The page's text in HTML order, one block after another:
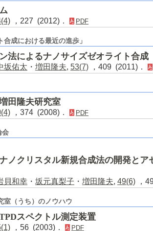
，227 (2012)． PDF
合成における最近の進歩」
法によるナノサイズゼオライト合成
坂佑太 ・ 増田隆夫, 53(7) ，409 (2011)．
田隆夫研究室
，374 (2008)． PDF
会
ノクリスタル新規合成法の開発と
貝和幸 ・ 坂元真梨子 ・ 増田隆夫, 49(6) ，
室（うち）のノウハウ
スペクトル測定装置
，56 (2003)． PDF